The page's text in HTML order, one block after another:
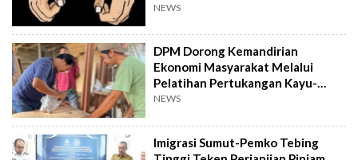
NEWS
DPM Dorong Kemandirian
Ekonomi Masyarakat Melalui
Pelatihan Pertukangan Kayu-
Pelatihan UMKM
NEWS
Imigrasi Sumut-Pemko Tebing